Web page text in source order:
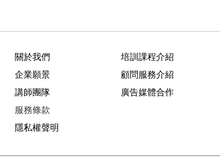
關於我們
企業願景
講師團隊
服務條款
隱私權聲明
培訓課程介紹
顧問服務介紹
廣告媒體合作